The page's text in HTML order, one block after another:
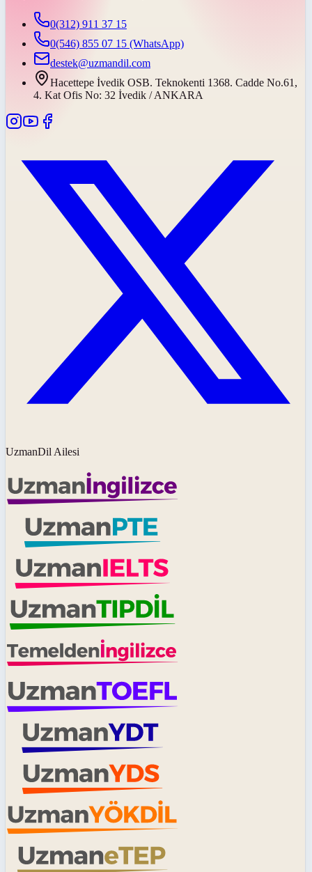
0(312) 911 37 15
0(546) 855 07 15 (WhatsApp)
destek@uzmandil.com
Hacettepe İvedik OSB. Teknokenti 1368. Cadde No.61,
4. Kat Ofis No: 32 İvedik / ANKARA
UzmanDil Ailesi